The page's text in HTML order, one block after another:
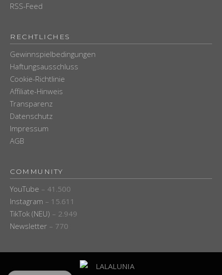
RSS-Feed
RECHTLICHES
Gewinnspielbedingungen
Haftungsausschluss
Cookie-Richtlinie
Affiliate-Hinweis
Transparenz
Datenschutz
Impressum
AGB
COMMUNITY
YouTube – 41.500
Instagram – 15.611
TikTok (NEU) – 2.949
Newsletter – 770